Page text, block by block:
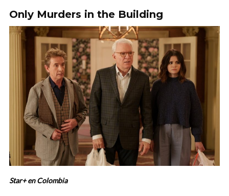
Only Murders in the Building
Star+ en Colombia